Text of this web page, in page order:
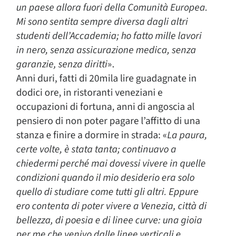
un paese allora fuori della Comunità Europea.
Mi sono sentita sempre diversa dagli altri
studenti dell’Accademia; ho fatto mille lavori
in nero, senza assicurazione medica, senza
garanzie, senza diritti».
Anni duri, fatti di 20mila lire guadagnate in
dodici ore, in ristoranti veneziani e
occupazioni di fortuna, anni di angoscia al
pensiero di non poter pagare l’affitto di una
stanza e finire a dormire in strada: «La paura,
certe volte, è stata tanta; continuavo a
chiedermi perché mai dovessi vivere in quelle
condizioni quando il mio desiderio era solo
quello di studiare come tutti gli altri. Eppure
ero contenta di poter vivere a Venezia, città di
bellezza, di poesia e di linee curve: una gioia